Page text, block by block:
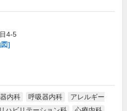
4-5
]
内科 呼吸器内科
アレルギー